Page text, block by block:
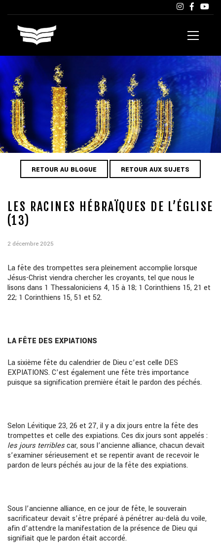
RETOUR AU BLOGUE RETOUR AUX SUJETS
LES RACINES HÉBRAÏQUES DE L’ÉGLISE
(13)
2 décembre 2025
La fête des trompettes sera pleinement accomplie lorsque
Jésus-Christ viendra chercher les croyants, tel que nous le
lisons dans 1 Thessaloniciens 4, 15 à 18; 1 Corinthiens 15, 21 et
22; 1 Corinthiens 15, 51 et 52.
LA FÊTE DES EXPIATIONS
La sixième fête du calendrier de Dieu c’est celle DES
EXPIATIONS. C’est également une fête très importance
puisque sa signification première était le pardon des péchés.
Selon Lévitique 23, 26 et 27, il y a dix jours entre la fête des
trompettes et celle des expiations. Ces dix jours sont appelés :
les jours terriblescar, sous l’ancienne alliance, chacun devait
s’examiner sérieusement et se repentir avant de recevoir le
pardon de leurs péchés au jour de la fête des expiations.
Sous l’ancienne alliance, en ce jour de fête, le souverain
sacrificateur devait s’être préparé à pénétrer au-delà du voile,
afin d’attendre la manifestation de la présence de Dieu qui
signifiait que le pardon était accordé.